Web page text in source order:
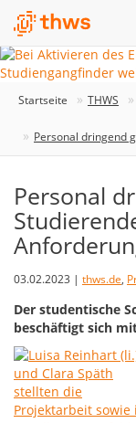
Startseite THWS
Personal dringend
Personal
03.02.2023 | thws.de,
Der studentische
beschäftigt sich